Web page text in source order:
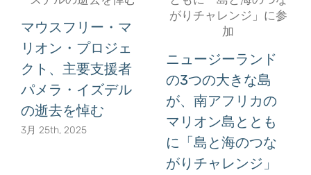
マウスフリー・マ
リオン・プロジェ
クト、主要支援者
パメラ・イズデル
の逝去を悼む
3月 25th, 2025
ニュージーランド
の3つの大きな島
が、南アフリカの
マリオン島ととも
に「島と海のつな
がりチャレンジ」